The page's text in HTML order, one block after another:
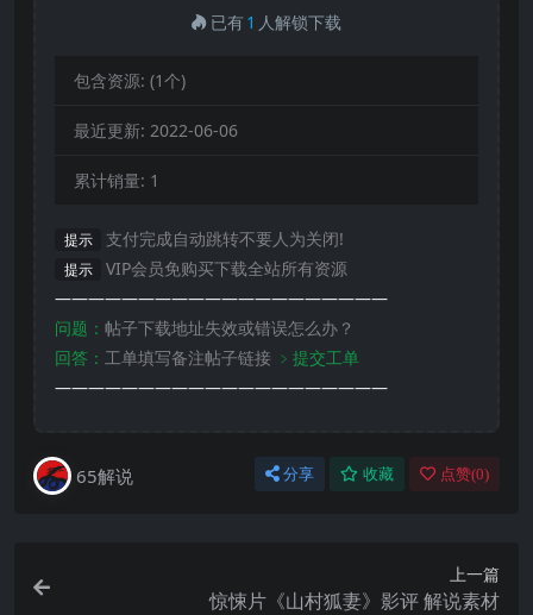
已有1 人解锁下载
包含资源: (1个)
最近更新: 2022-06-06
累计销量: 1
提示 支付完成自动跳转不要人为关闭!
提示
VIP会员免购买下载全站所有资源
————————————————————
问题： 帖子下载地址失效或错误怎么办？
回答： 工单填写备注帖子链接 ﹥提交工单
————————————————————
65解说 分享 收藏 点赞(0)
上一篇
惊悚片《山村狐妻》影评 解说素材